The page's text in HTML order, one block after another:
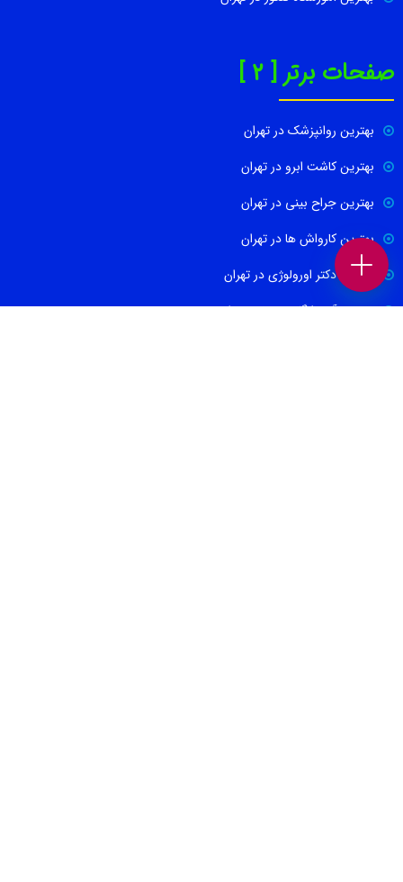
صفحات برتر [ 2 ]
بهترین روانپزشک در تهران
بهترین کاشت ابرو در تهران
بهترین جراح بینی در تهران
بهترین کارواش ها در تهران
بهترین دکتر اورولوژی در تهران
بهترین آموزشگاه موسیقی تهران